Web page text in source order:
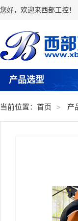
您好，欢迎来西部工控！
产品选型
当前位置： 首页 产